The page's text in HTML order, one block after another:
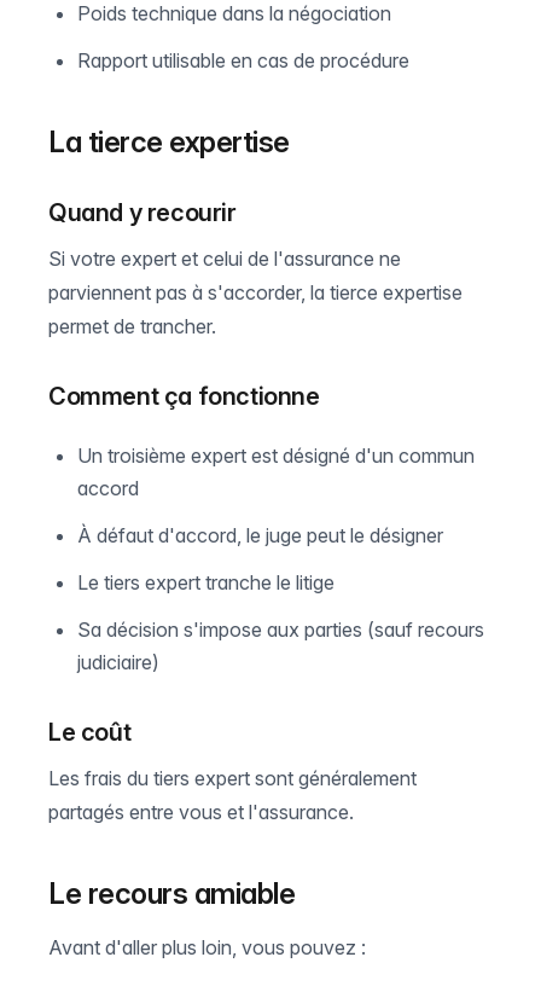
Poids technique dans la négociation
Rapport utilisable en cas de procédure
La tierce expertise
Quand y recourir
Si votre expert et celui de l'assurance ne
parviennent pas à s'accorder, la tierce expertise
permet de trancher.
Comment ça fonctionne
Un troisième expert est désigné d'un commun
accord
À défaut d'accord, le juge peut le désigner
Le tiers expert tranche le litige
Sa décision s'impose aux parties (sauf recours
judiciaire)
Le coût
Les frais du tiers expert sont généralement
partagés entre vous et l'assurance.
Le recours amiable
Avant d'aller plus loin, vous pouvez :